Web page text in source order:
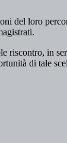
del loro
riscontro, in
di tale